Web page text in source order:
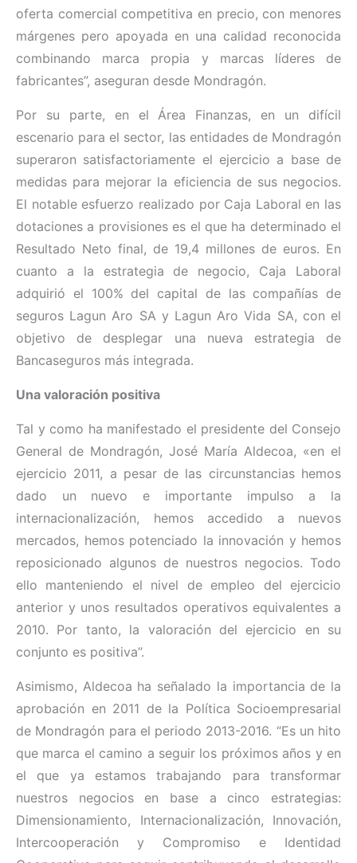
oferta comercial competitiva en precio, con menores
márgenes pero apoyada en una calidad reconocida
combinando marca propia y marcas líderes de
fabricantes”, aseguran desde Mondragón.
Por su parte, en el Área Finanzas, en un difícil
escenario para el sector, las entidades de Mondragón
superaron satisfactoriamente el ejercicio a base de
medidas para mejorar la eficiencia de sus negocios.
El notable esfuerzo realizado por Caja Laboral en las
dotaciones a provisiones es el que ha determinado el
Resultado Neto final, de 19,4 millones de euros. En
cuanto a la estrategia de negocio, Caja Laboral
adquirió el 100% del capital de las compañías de
seguros Lagun Aro SA y Lagun Aro Vida SA, con el
objetivo de desplegar una nueva estrategia de
Bancaseguros más integrada.
Una valoración positiva
Tal y como ha manifestado el presidente del Consejo
General de Mondragón, José María Aldecoa, «en el
ejercicio 2011, a pesar de las circunstancias hemos
dado un nuevo e importante impulso a la
internacionalización, hemos accedido a nuevos
mercados, hemos potenciado la innovación y hemos
reposicionado algunos de nuestros negocios. Todo
ello manteniendo el nivel de empleo del ejercicio
anterior y unos resultados operativos equivalentes a
2010. Por tanto, la valoración del ejercicio en su
conjunto es positiva”.
Asimismo, Aldecoa ha señalado la importancia de la
aprobación en 2011 de la Política Socioempresarial
de Mondragón para el periodo 2013-2016. “Es un hito
que marca el camino a seguir los próximos años y en
el que ya estamos trabajando para transformar
nuestros negocios en base a cinco estrategias:
Dimensionamiento, Internacionalización, Innovación,
Intercooperación y Compromiso e Identidad